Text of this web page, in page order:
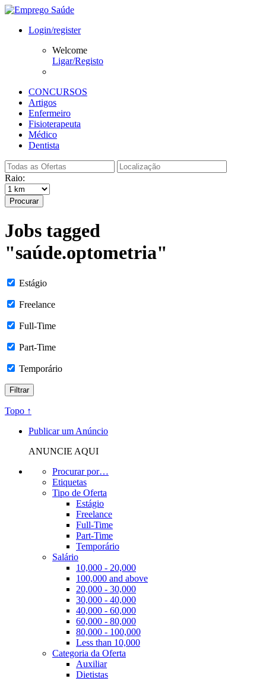
Login/register
Welcome
Ligar/Registo
CONCURSOS
Artigos
Enfermeiro
Fisioterapeuta
Médico
Dentista
Raio:
Procurar
Jobs tagged
"saúde.optometria"
Estágio
Freelance
Full-Time
Part-Time
Temporário
Topo ↑
Publicar um Anúncio
ANUNCIE AQUI
Procurar por…
Etiquetas
Tipo de Oferta
Estágio
Freelance
Full-Time
Part-Time
Temporário
Salário
10,000 - 20,000
100,000 and above
20,000 - 30,000
30,000 - 40,000
40,000 - 60,000
60,000 - 80,000
80,000 - 100,000
Less than 10,000
Categoria da Oferta
Auxiliar
Dietistas